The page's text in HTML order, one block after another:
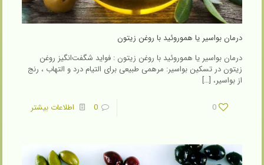
درمان بواسیر یا هموروئید با روغن زیتون
درمان بواسیر یا هموروئید با روغن زیتون : فواید شگفت‌انگیز روغن
زیتون در تسکین بواسیر: مرهمی طبیعی برای التیام درد و التهاب ، رنج
از بواسیر، […]
0
0 اطلاعات بیشتر